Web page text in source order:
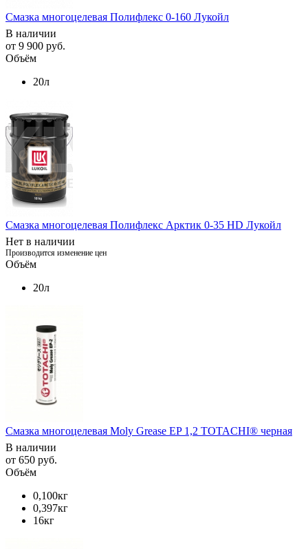
Смазка многоцелевая Полифлекс 0-160 Лукойл
В наличии
от 9 900 руб.
Объём
20л
Смазка многоцелевая Полифлекс Арктик 0-35 HD Лукойл
Нет в наличии
Производится изменение цен
Объём
20л
Смазка многоцелевая Moly Grease EP 1,2 TOTACHI® черная
В наличии
от 650 руб.
Объём
0,100кг
0,397кг
16кг